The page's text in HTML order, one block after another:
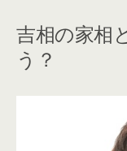
吉相の家相
う？